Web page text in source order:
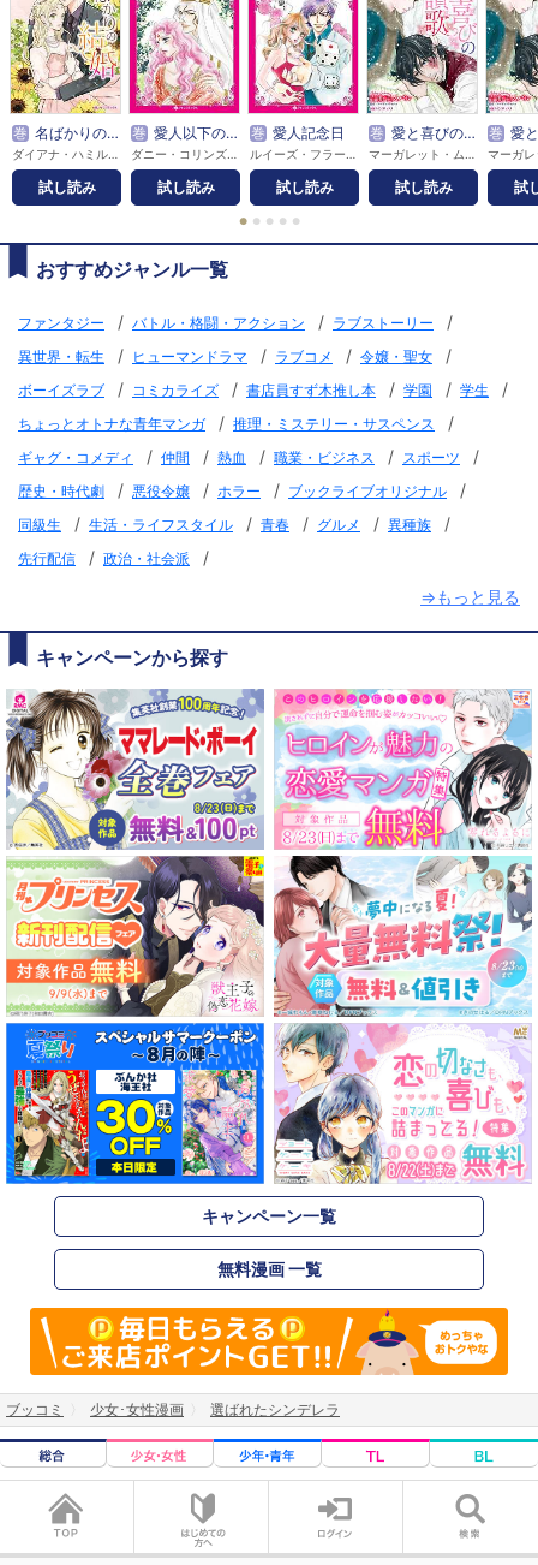
巻 名ばかりの結婚
試し読み
巻 愛人以下の花嫁
試し読み
巻 愛人記念日
試し読み
巻 愛と喜びの讃歌
試し読み
巻 愛と喜び
試
● ● ● ● ●
おすすめジャンル一覧
ファンタジー / バトル・格闘・アクション / ラブストーリー /
異世界・転生 / ヒューマンドラマ / ラブコメ / 令嬢・聖女 /
ボーイズラブ / コミカライズ / 書店員すず木推し本 / 学園 / 学生 /
ちょっとオトナな青年マンガ / 推理・ミステリー・サスペンス /
ギャグ・コメディ / 仲間 / 熱血 / 職業・ビジネス / スポーツ /
歴史・時代劇 / 悪役令嬢 / ホラー / ブックライブオリジナル /
同級生 / 生活・ライフスタイル / 青春 / グルメ / 異種族 /
先行配信 / 政治・社会派
/
⇒もっと見る
キャンペーンから探す
キャンペーン一覧
無料漫画 一覧
ブッコミ 少女･女性漫画 選ばれたシンデレラ